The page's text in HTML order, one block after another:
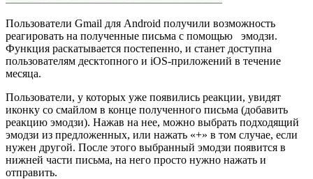
Пользователи Gmail для Android получили возможность
реагировать на полученные письма с помощью эмодзи.
Функция раскатывается постепенно, и станет доступна
пользователям десктопного и iOS-приложений в течение
месяца.
Пользователи, у которых уже появились реакции, увидят
иконку со смайлом в конце полученного письма (добавить
реакцию эмодзи). Нажав на нее, можно выбрать подходящий
эмодзи из предложенных, или нажать «+» в том случае, если
нужен другой. После этого выбранный эмодзи появится в
нижней части письма, на него просто нужно нажать и
отправить.